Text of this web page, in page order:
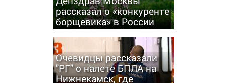
рассказал о «конкуренте
борщевика» в России
Очевидцы рассказали
"РГ" о налете БПЛА на
Нижнекамск, где